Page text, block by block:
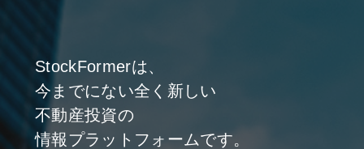
StockFormerは、
今までにない全く新しい
不動産投資の
情報プラットフォームです。